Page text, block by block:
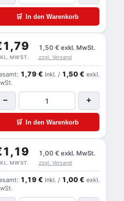
🛒 In den Warenkorb
1,50 € exkl. MwSt.
MWST. zzgl. Versand
1,79 € inkl. / 1,50 € exkl.
− +
🛒 In den Warenkorb
1,00 € exkl. MwSt.
MWST. zzgl. Versand
1,19 € inkl. / 1,00 € exkl.